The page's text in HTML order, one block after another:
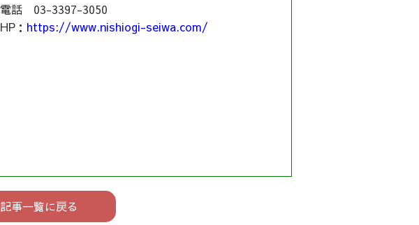
電話 03-3397-3050
HP： https://www.nishiogi-seiwa.com/
記事一覧に戻る